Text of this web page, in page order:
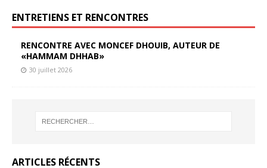
ENTRETIENS ET RENCONTRES
RENCONTRE AVEC MONCEF DHOUIB, AUTEUR DE
«HAMMAM DHHAB»
30 juillet 2026
ARTICLES RÉCENTS